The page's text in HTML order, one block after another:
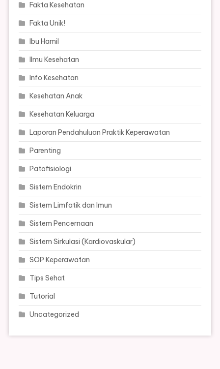
Fakta Kesehatan
Fakta Unik!
Ibu Hamil
Ilmu Kesehatan
Info Kesehatan
Kesehatan Anak
Kesehatan Keluarga
Laporan Pendahuluan Praktik Keperawatan
Parenting
Patofisiologi
Sistem Endokrin
Sistem Limfatik dan Imun
Sistem Pencernaan
Sistem Sirkulasi (Kardiovaskular)
SOP Keperawatan
Tips Sehat
Tutorial
Uncategorized